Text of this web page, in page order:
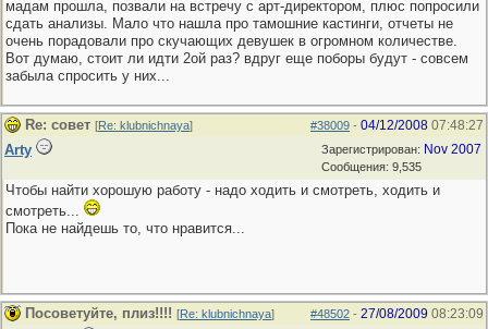
мадам прошла, позвали на встречу с арт-директором, плюс попросили
сдать анализы. Мало что нашла про тамошние кастинги, отчеты не
очень порадовали про скучающих девушек в огромном количестве.
Вот думаю, стоит ли идти 2ой раз? вдруг еще поборы будут - совсем
забыла спросить у них...
#38009 - 04/12/2008 07:48:27
Re: совет [Re: klubnichnaya]
Зарегистрирован: Nov 2007
Сообщения: 9,535
Arty
Чтобы найти хорошую работу - надо ходить и смотреть, ходить и
смотреть...
Пока не найдешь то, что нравится...
#48502 - 27/08/2009 08:23:09
Посоветуйте, плиз!!!! [Re: klubnichnaya]